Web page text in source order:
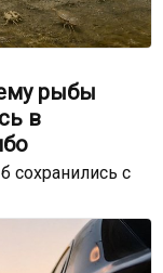
рыбы
в
сохранились с